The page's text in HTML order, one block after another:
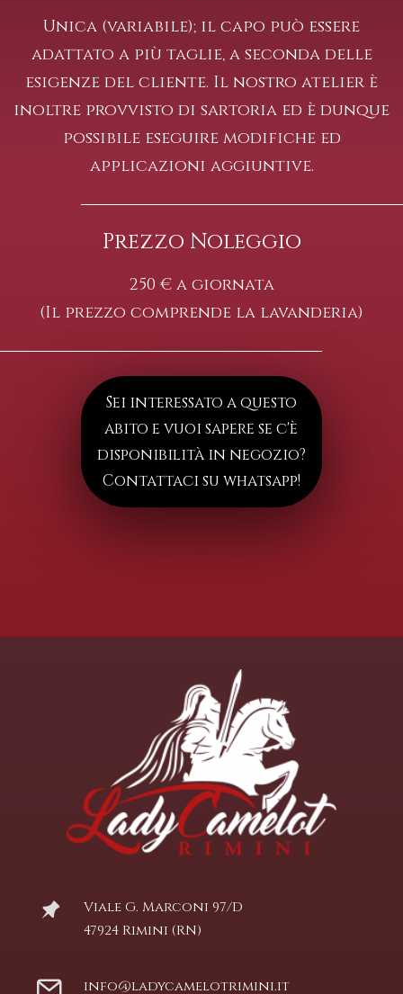
Unica (variabile); il capo può essere
adattato a più taglie, a seconda delle
esigenze del cliente. Il nostro atelier è
inoltre provvisto di sartoria ed è dunque
possibile eseguire modifiche ed
applicazioni aggiuntive.
Prezzo Noleggio
250 € a giornata
(Il prezzo comprende la lavanderia)
Sei interessato a questo
abito e vuoi sapere se c'è
disponibilità in negozio?
Contattaci su whatsapp!
Viale G. Marconi 97/D
47924 Rimini (RN)
info@ladycamelotrimini.it